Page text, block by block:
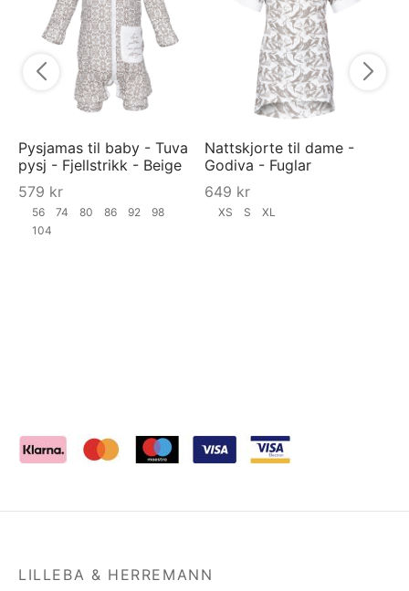
Pysjamas til baby - Tuva
pysj - Fjellstrikk - Beige
579 kr
56 74 80 86 92
98
104
Nattskjorte til dame -
Godiva - Fuglar
649 kr
XS S XL
LILLEBA & HERREMANN